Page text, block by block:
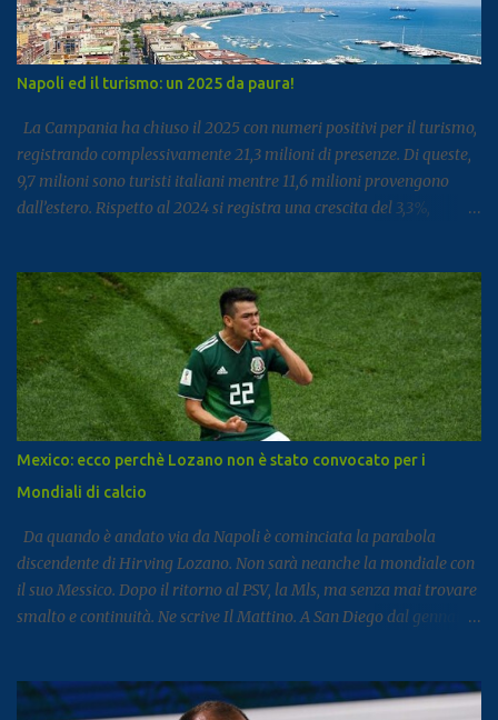
Napoli ed il turismo: un 2025 da paura!
La Campania ha chiuso il 2025 con numeri positivi per il turismo,
registrando complessivamente 21,3 milioni di presenze. Di queste,
9,7 milioni sono turisti italiani mentre 11,6 milioni provengono
dall’estero. Rispetto al 2024 si registra una crescita del 3,3%,
dedicato al turismo, pubblicato come di consueto con alcuni mesi
di ritardo ma utile per fotografare l’andamento complessivo del
comparto nella regione. Napoli e Sorrento trainano il settore: Tra
le principali destinazioni spicca Napoli, che con 3,8 milioni di
presenze si posiziona al dodicesimo posto tra le mete turistiche
italiane, risultando la città con il miglior risultato nel
Mezzogiorno. Subito dopo si colloca Sorrento, che ha registrato 2,8
milioni di presenze e continua a distinguersi anche per alcuni dati
particolari. Circa il 90% dei visitatori della località costiera
proviene infatt...
Mexico: ecco perchè Lozano non è stato convocato per i
Mondiali di calcio
Da quando è andato via da Napoli è cominciata la parabola
discendente di Hirving Lozano. Non sarà neanche la mondiale con
il suo Messico. Dopo il ritorno al PSV, la Mls, ma senza mai trovare
smalto e continuità. Ne scrive Il Mattino. A San Diego dal gennaio
all’anno ) fino almeno al 2028. L’impatto non era stato cattivo: 9